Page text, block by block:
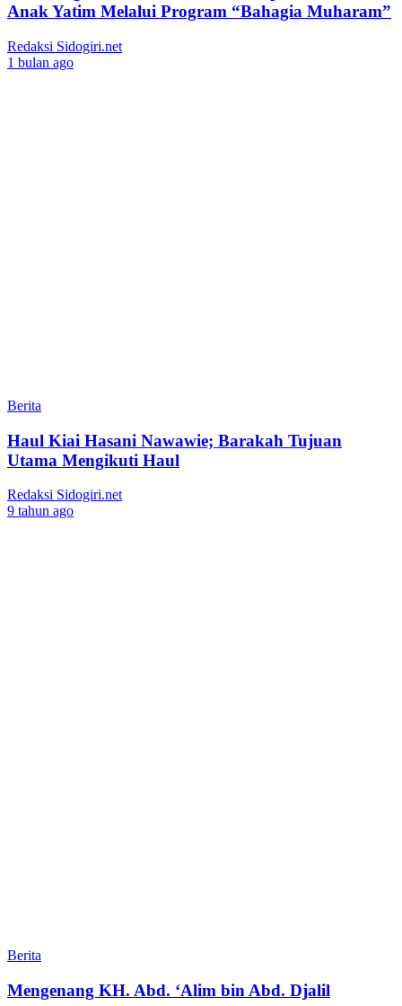
Anak Yatim Melalui Program “Bahagia Muharam”
Redaksi Sidogiri.net
1 bulan ago
Berita
Haul Kiai Hasani Nawawie; Barakah Tujuan
Utama Mengikuti Haul
Redaksi Sidogiri.net
9 tahun ago
Berita
Mengenang KH. Abd. ‘Alim bin Abd. Djalil